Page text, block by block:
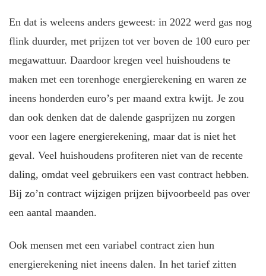
En dat is weleens anders geweest: in 2022 werd gas nog
flink duurder, met prijzen tot ver boven de 100 euro per
megawattuur. Daardoor kregen veel huishoudens te
maken met een torenhoge energierekening en waren ze
ineens honderden euro’s per maand extra kwijt. Je zou
dan ook denken dat de dalende gasprijzen nu zorgen
voor een lagere energierekening, maar dat is niet het
geval. Veel huishoudens profiteren niet van de recente
daling, omdat veel gebruikers een vast contract hebben.
Bij zo’n contract wijzigen prijzen bijvoorbeeld pas over
een aantal maanden.
Ook mensen met een variabel contract zien hun
energierekening niet ineens dalen. In het tarief zitten